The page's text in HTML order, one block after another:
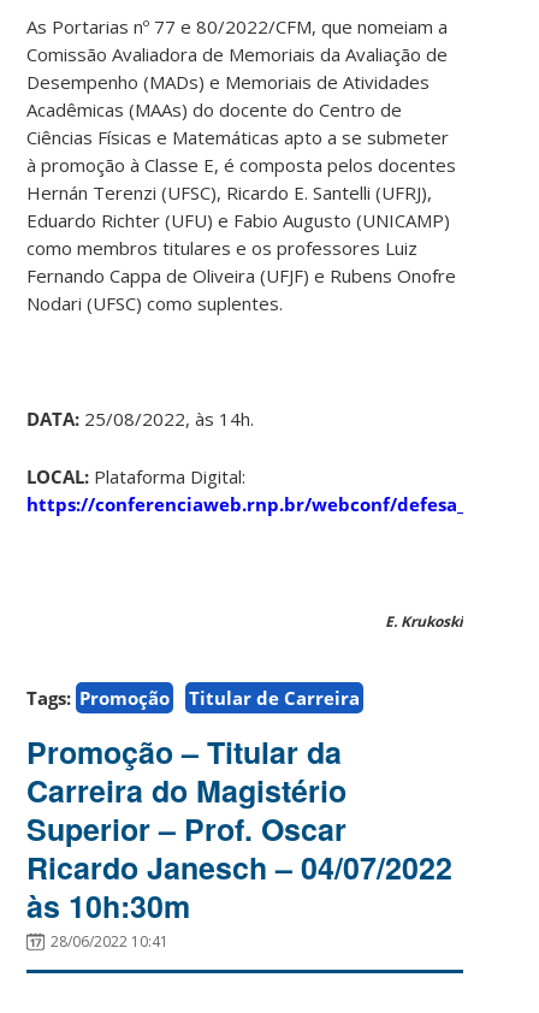
As Portarias nº 77 e 80/2022/CFM, que nomeiam a
Comissão Avaliadora de Memoriais da Avaliação de
Desempenho (MADs) e Memoriais de Atividades
Acadêmicas (MAAs) do docente do Centro de
Ciências Físicas e Matemáticas apto a se submeter
à promoção à Classe E, é composta pelos docentes
Hernán Terenzi (UFSC), Ricardo E. Santelli (UFRJ),
Eduardo Richter (UFU) e Fabio Augusto (UNICAMP)
como membros titulares e os professores Luiz
Fernando Cappa de Oliveira (UFJF) e Rubens Onofre
Nodari (UFSC) como suplentes.
DATA: 25/08/2022, às 14h.
LOCAL: Plataforma Digital:
https://conferenciaweb.rnp.br/webconf/defesa_maa
E. Krukoski
Tags: Promoção Titular de Carreira
Promoção – Titular da
Carreira do Magistério
Superior – Prof. Oscar
Ricardo Janesch – 04/07/2022
às 10h:30m
28/06/2022 10:41